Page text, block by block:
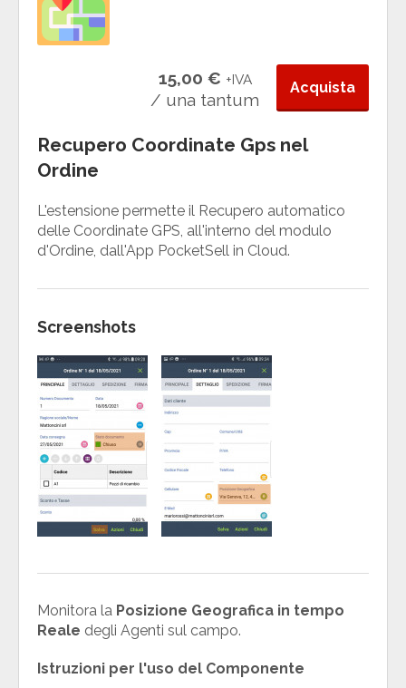
15,00 € +IVA
/ una tantum
Acquista
Recupero Coordinate Gps nel
Ordine
L'estensione permette il Recupero automatico
delle Coordinate GPS, all'interno del modulo
d'Ordine, dall'App PocketSell in Cloud.
Screenshots
Monitora la Posizione Geografica in tempo
Reale degli Agenti sul campo.
Istruzioni per l'uso del Componente